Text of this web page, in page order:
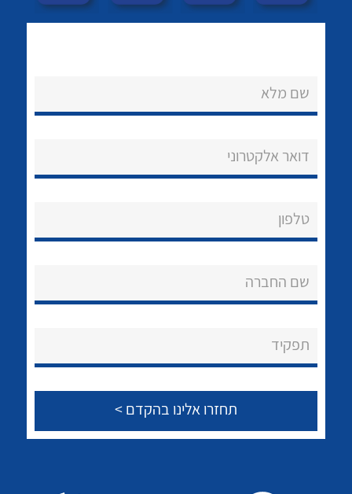
שאלות ותשובות
אודות
לכל מוצרי היצרן לכל מוצרי היצרן
לכל מוצרי היצרן
שם מלא
דואר אלקטרוני
טלפון
שם החברה
תפקיד